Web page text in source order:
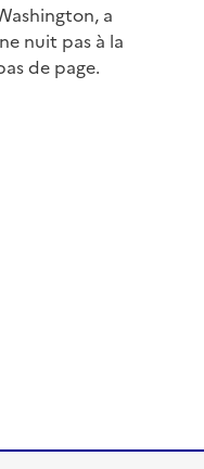
a
nuit pas à la
de page.